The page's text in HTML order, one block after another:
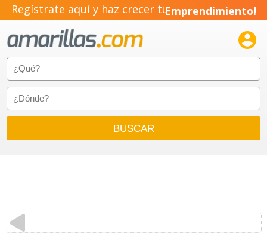
Regístrate aquí y haz crecer tuEmprendimiento!
